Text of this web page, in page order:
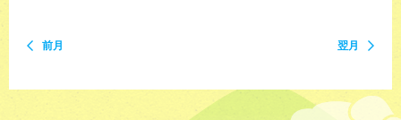
前月 翌月